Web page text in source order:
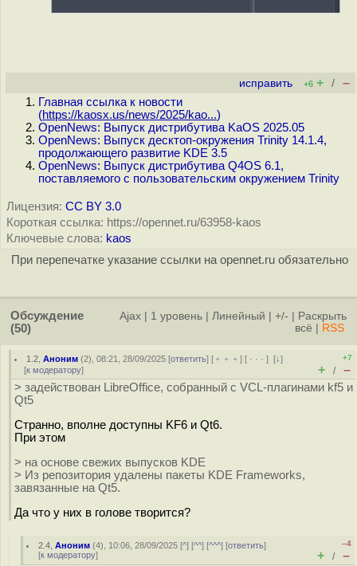
исправить +6 + / –
Главная ссылка к новости
(https://kaosx.us/news/2025/kao...)
OpenNews: Выпуск дистрибутива KaOS 2025.05
OpenNews: Выпуск десктоп-окружения Trinity 14.1.4,
продолжающего развитие KDE 3.5
OpenNews: Выпуск дистрибутива Q4OS 6.1,
поставляемого с пользовательским окружением Trinity
Лицензия: CC BY 3.0
Короткая ссылка: https://opennet.ru/63958-kaos
Ключевые слова: kaos
При перепечатке указание ссылки на opennet.ru обязательно
Обсуждение
(50)
Ajax 1 уровень Линейный +/-
Раскрыть
всё
RSS
1.2 ,Аноним (2), 08:21, 28/09/2025 [ответить] [ ﹢﹢﹢] [ · · ·][↓]
[к модератору]
+7
+ / –
> задействован LibreOffice, собранный с VCL-плагинами kf5 и
Qt5
Странно, вполне доступны KF6 и Qt6.
При этом
> на основе свежих выпусков KDE
> Из репозитория удалены пакеты KDE Frameworks,
завязанные на Qt5.
Да что у них в голове творится?
2.4 ,Аноним (4), 10:06, 28/09/2025 [^] [^^] [^^^] [ответить]
[к модератору]
–4
+ / –